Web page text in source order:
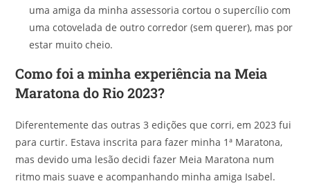
uma amiga da minha assessoria cortou o supercílio com
uma cotovelada de outro corredor (sem querer), mas por
estar muito cheio.
Como foi a minha experiência na Meia
Maratona do Rio 2023?
Diferentemente das outras 3 edições que corri, em 2023 fui
para curtir. Estava inscrita para fazer minha 1ª Maratona,
mas devido uma lesão decidi fazer Meia Maratona num
ritmo mais suave e acompanhando minha amiga Isabel.